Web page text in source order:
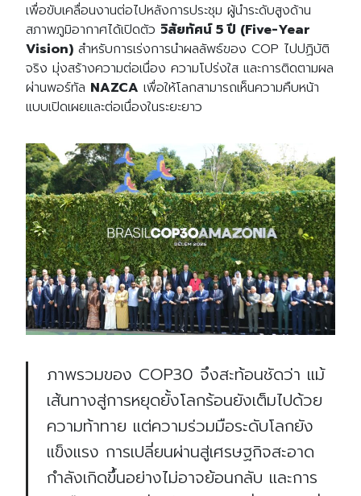
เพื่อขับเคลื่อนงานต่อไปหลังการประชุม ผู้นำระดับสูงด้าน
สภาพภูมิอากาศได้เปิดตัว วิสัยทัศน์ 5 ปี (Five-Year
Vision) สำหรับการเร่งการนำผลลัพธ์ของ COP ไปปฏิบัติ
จริง มุ่งสร้างความต่อเนื่อง ความโปร่งใส และการติดตามผล
ผ่านพอร์ทัล NAZCA เพื่อให้โลกสามารถเห็นความคืบหน้า
แบบเปิดเผยและต่อเนื่องในระยะยาว
ภาพรวมของ COP30 จึงสะท้อนชัดว่า แม้
เส้นทางสู่การหยุดยั้งโลกร้อนยังเต็มไปด้วย
ความท้าทาย แต่ความร่วมมือระดับโลกยัง
แข็งแรง การเปลี่ยนผ่านสู่เศรษฐกิจสะอาด
กำลังเกิดขึ้นอย่างไม่อาจย้อนกลับ และการ